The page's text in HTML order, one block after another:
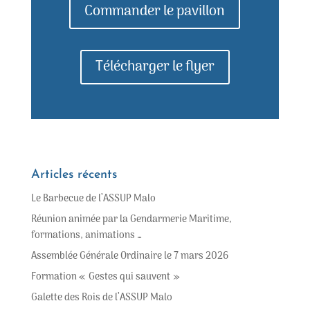
Commander le pavillon
Télécharger le flyer
Articles récents
Le Barbecue de l’ASSUP Malo
Réunion animée par la Gendarmerie Maritime,
formations, animations …
Assemblée Générale Ordinaire le 7 mars 2026
Formation « Gestes qui sauvent »
Galette des Rois de l’ASSUP Malo